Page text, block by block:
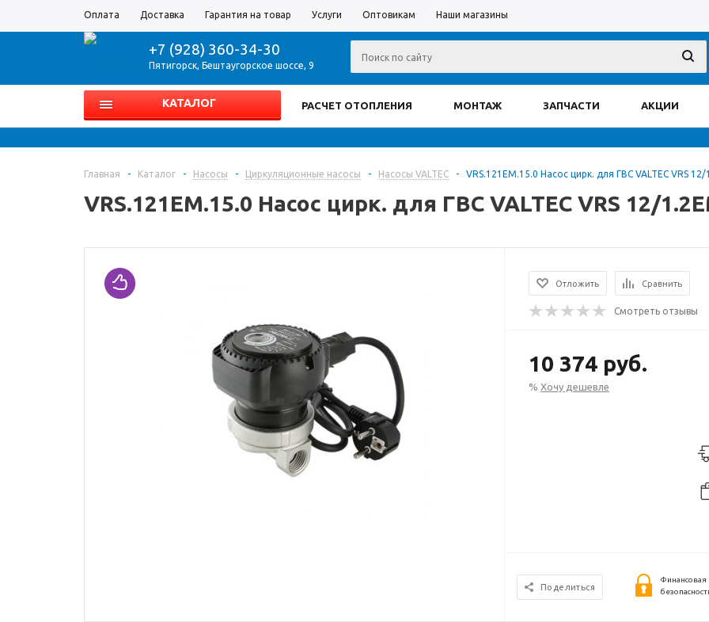
Оплата Доставка Гарантия на товар Услуги Оптовикам Наши магазины
+7 (928) 360-34-30
Пятигорск, Бештаугорское шоссе, 9
КАТАЛОГ РАСЧЕТ ОТОПЛЕНИЯ МОНТАЖ ЗАПЧАСТИ АКЦИИ
Главная - Каталог - Насосы - Циркуляционные насосы - Насосы VALTEC - VRS.121EM.15.0 Насос цирк. для ГВС VALTEC VRS 12/
VRS.121EM.15.0 Насос цирк. для ГВС VALTEC VRS 12/
Отложить Сравнить
Смотреть отзывы
10 374 руб.
%Хочу дешевле
Поделиться
Финансовая